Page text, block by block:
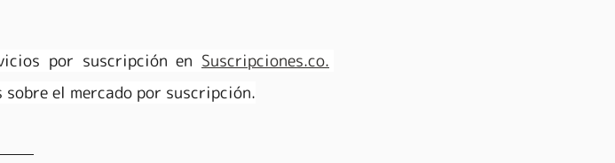
por suscripción en Suscripciones.co.
el mercado por suscripción.